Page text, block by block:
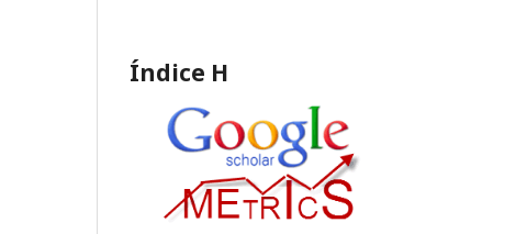
Índice H